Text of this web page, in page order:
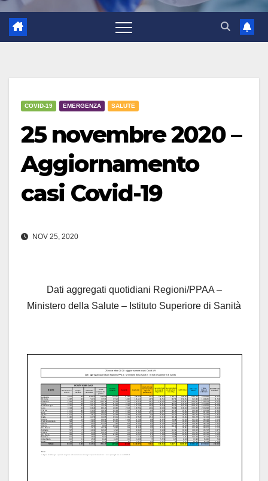
COVID-19 EMERGENZA SALUTE
25 novembre 2020 –
Aggiornamento
casi Covid-19
NOV 25, 2020
Dati aggregati quotidiani Regioni/PPAA –
Ministero della Salute – Istituto Superiore di Sanità